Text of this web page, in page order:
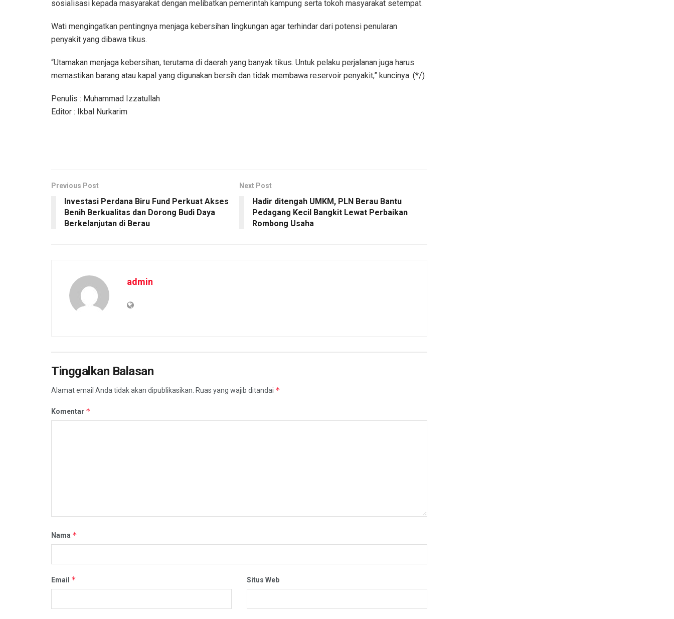
sosialisasi kepada masyarakat dengan melibatkan pemerintah kampung serta tokoh masyarakat setempat.
Wati mengingatkan pentingnya menjaga kebersihan lingkungan agar terhindar dari potensi penularan
penyakit yang dibawa tikus.
“Utamakan menjaga kebersihan, terutama di daerah yang banyak tikus. Untuk pelaku perjalanan juga harus
memastikan barang atau kapal yang digunakan bersih dan tidak membawa reservoir penyakit,” kuncinya. (*/)
Penulis : Muhammad Izzatullah
Editor : Ikbal Nurkarim
Previous Post
Investasi Perdana Biru Fund Perkuat Akses
Benih Berkualitas dan Dorong Budi Daya
Berkelanjutan di Berau
Next Post
Hadir ditengah UMKM, PLN Berau Bantu
Pedagang Kecil Bangkit Lewat Perbaikan
Rombong Usaha
admin
Tinggalkan Balasan
Alamat email Anda tidak akan dipublikasikan. Ruas yang wajib ditandai *
Komentar *
Nama *
Email * Situs Web